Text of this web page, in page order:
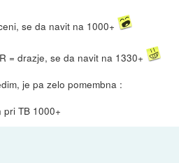
se da navit na 1000+
= drazje, se da navit na 1330+
je pa zelo pomembna :
TB 1000+